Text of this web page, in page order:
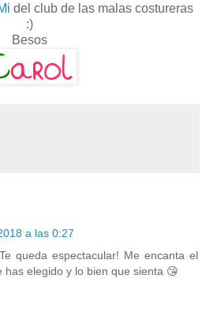
del club de las malas costureras
:)
Besos
a las 0:27
queda espectacular! Me encanta el
has elegido y lo bien que sienta 😘